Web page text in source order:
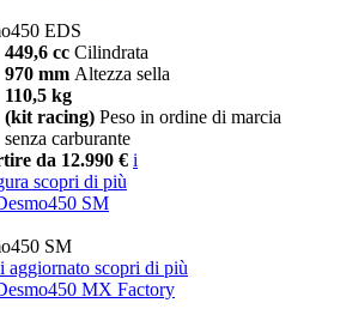
EDS
449,6 cc Cilindrata
970 mm Altezza sella
110,5 kg
(kit racing) Peso in ordine di marcia
senza carburante
da 12.990 € i
scopri di più
SM
SM
aggiornato scopri di più
MX Factory